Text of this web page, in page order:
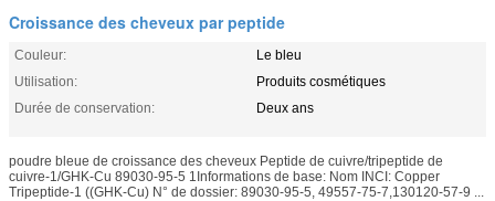
Croissance des cheveux par peptide
Couleur:
Le bleu
Utilisation:
Produits cosmétiques
Durée de conservation:
Deux ans
poudre bleue de croissance des cheveux Peptide de cuivre/tripeptide de
cuivre-1/GHK-Cu 89030-95-5 1Informations de base: Nom INCI: Copper
Tripeptide-1 ((GHK-Cu) N° de dossier: 89030-95-5, 49557-75-7,130120-57-9 ...